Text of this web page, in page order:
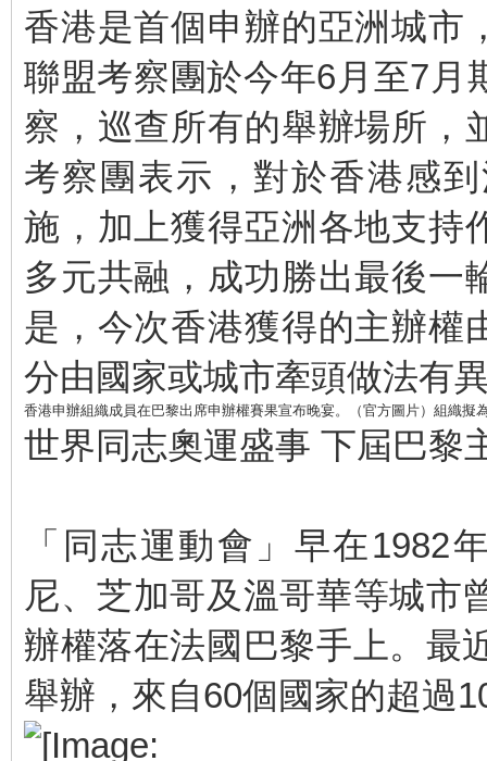
香港是首個申辦的亞洲城市
聯盟考察團於今年6月至7月
察，巡查所有的舉辦場所，
考察團表示，對於香港感
施，加上獲得亞洲各地支持
多元共融，成功勝出最後一
是，今次香港獲得的主辦權
分由國家或城市牽頭做法有
香港申辦組織成員在巴黎出席申辦權賽果宣布晚宴。（官方圖片）組織
世界同志奧運盛事 下屆巴黎
「同志運動會」早在1982
尼、芝加哥及溫哥華等城市
辦權落在法國巴黎手上。最
舉辦，來自60個國家的超過